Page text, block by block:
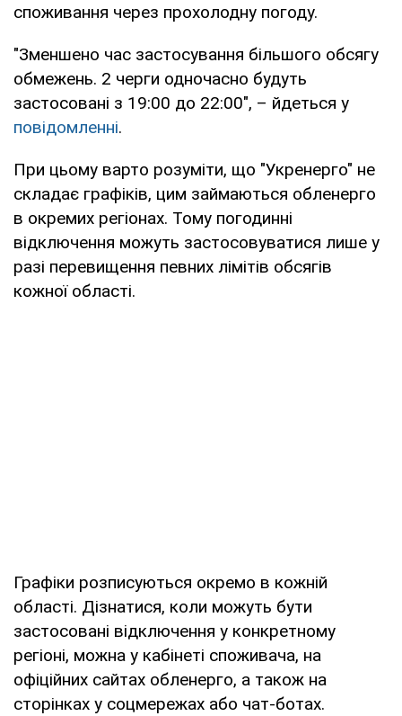
споживання через прохолодну погоду.
"Зменшено час застосування більшого обсягу
обмежень. 2 черги одночасно будуть
застосовані з 19:00 до 22:00", – йдеться у
повідомленні.
При цьому варто розуміти, що "Укренерго" не
складає графіків, цим займаються обленерго
в окремих регіонах. Тому погодинні
відключення можуть застосовуватися лише у
разі перевищення певних лімітів обсягів
кожної області.
Графіки розписуються окремо в кожній
області. Дізнатися, коли можуть бути
застосовані відключення у конкретному
регіоні, можна у кабінеті споживача, на
офіційних сайтах обленерго, а також на
сторінках у соцмережах або чат-ботах.